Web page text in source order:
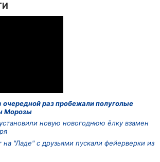
очередной раз пробежали полуголые
Морозы
новую новогоднюю ёлку взамен
на "Ладе" с друзьями пускали фейерверки из